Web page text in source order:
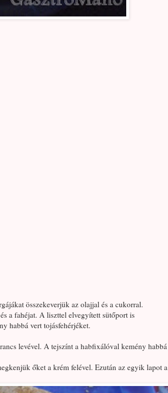
összekeverjük az olajjal és a cukorral.
a fahéjat. A liszttel elvegyített sütőport is
habbá vert tojásfehérjéket.
levével. A tejszínt a habfixálóval kemény habbá
őket a krém felével. Ezután az egyik lapot a